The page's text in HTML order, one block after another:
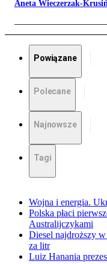
Aneta Wieczerzak-
Powiązane
Polecane
Najnowsze
Tagi
Wojna i energia.
Polska płaci
Australijczykami
Diesel najdroższy
za litr
Luiz Hanania